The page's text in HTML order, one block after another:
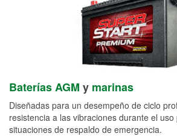
Baterías AGM y marinas
Diseñadas para un desempeño de ciclo
resistencia a las vibraciones durante el
situaciones de respaldo de emergencia.